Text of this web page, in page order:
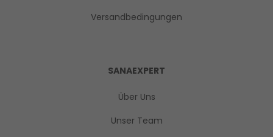
Versandbedingungen
SANAEXPERT
Über Uns
Unser Team